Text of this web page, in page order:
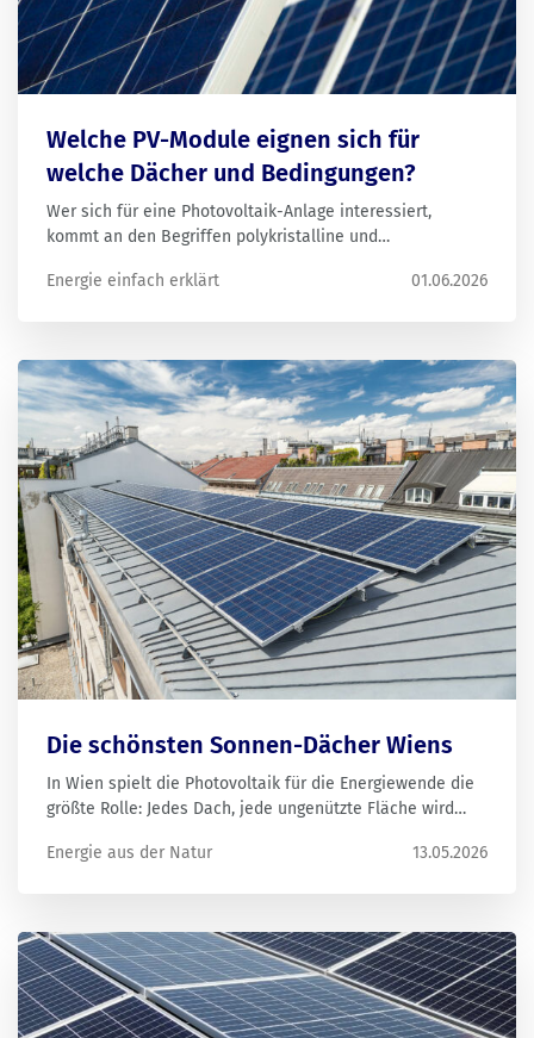
Welche PV-Module eignen sich für
welche Dächer und Bedingungen?
Wer sich für eine Photovoltaik-Anlage interessiert,
kommt an den Begriffen polykristalline und
Unterschiede und zeigen, welche Projekte wir mit
Energie einfach erklärt 01.06.2026
Die schönsten Sonnen-Dächer Wiens
In Wien spielt die Photovoltaik für die Energiewende die
größte Rolle: Jedes Dach, jede ungenützte Fläche wird
schönsten Sonnendächer der Stadt zusammengestellt.
Energie aus der Natur 13.05.2026